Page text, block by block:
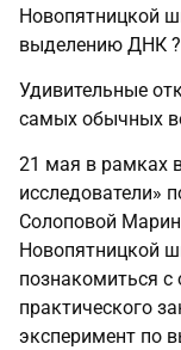
Новопятницкой
выделению ДНК
Удивительные
самых обычных
21 мая в рамках
исследователи»
Солоповой
Новопятницкой
познакомиться с
практического
эксперимент по